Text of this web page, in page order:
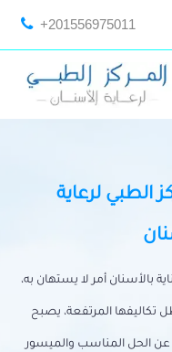
+201556975011
الطبي لرعاية
بالأسنان أمر لا يستهان به،
تكاليفها المرتفعة، يصبح
عن الحل المناسب والميسور